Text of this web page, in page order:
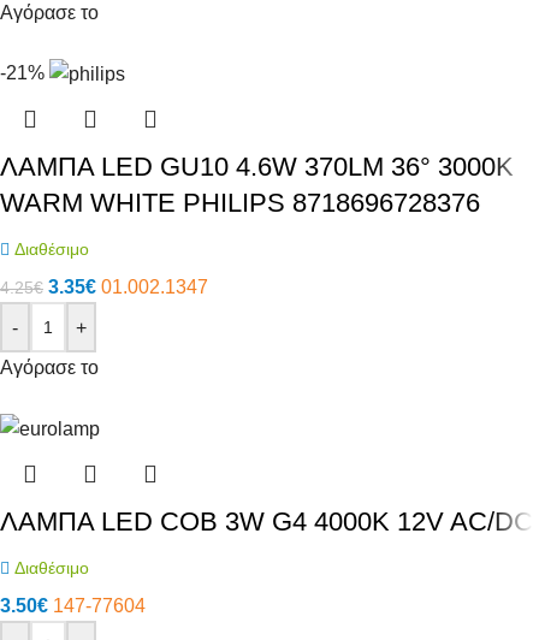
Αγόρασε το
-21%
ΛΑΜΠΑ LED GU10 4.6W 370LM 36° 3000K
WARM WHITE PHILIPS 8718696728376
Διαθέσιμο
4.25€ 3.35€ 01.002.1347
-
+
Αγόρασε το
ΛΑΜΠΑ LED COB 3W G4 4000K 12V AC/DC
Διαθέσιμο
3.50€ 147-77604